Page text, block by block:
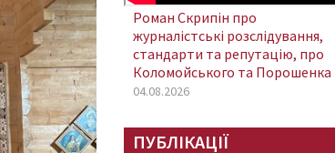
Роман Скрипін про
журналістські розслідування,
стандарти та репутацію, про
Коломойського та Порошенка
04.08.2026
ПУБЛІКАЦІЇ